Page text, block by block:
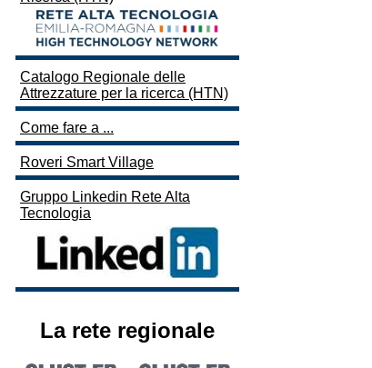
Catalogo Regionale delle
Attrezzature per la ricerca (HTN)
Come fare a ...
Roveri Smart Village
Gruppo Linkedin Rete Alta
Tecnologia
La rete regionale